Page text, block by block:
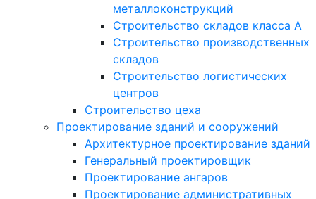
металлоконструкций
Строительство складов класса А
Строительство производственных
складов
Строительство логистических
центров
Строительство цеха
Проектирование зданий и сооружений
Архитектурное проектирование зданий
Генеральный проектировщик
Проектирование ангаров
Проектирование административных